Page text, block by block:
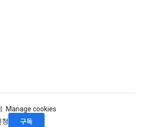
Manage cookies
청
구독